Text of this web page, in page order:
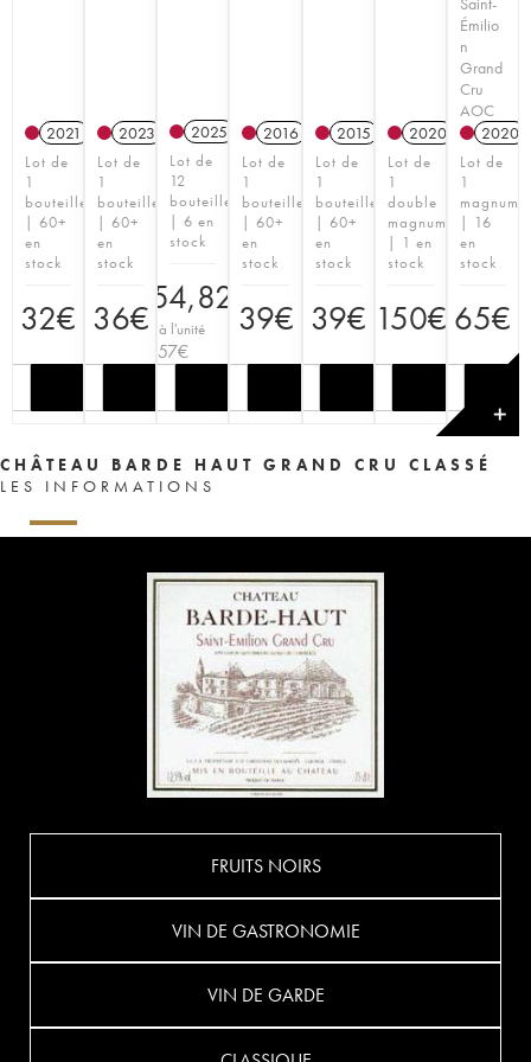
2021
Lot de
1
bouteille
| 60+
en
stock
32€
2023
Lot de
1
bouteille
| 60+
en
stock
36€
2025
Lot de
12
bouteilles
| 6 en
stock
354,82 €
Prix à l'unité
29,57€
2016
Lot de
1
bouteille
| 60+
en
stock
39€
2015
Lot de
1
bouteille
| 60+
en
stock
39€
2020 T
Lot de
1
double
magnum
| 1 en
stock
150€
Émilio
n
Grand
Cru
AOC
2020
Lot de
1
magnum
| 16
en
stock
65€
✕
CHÂTEAU BARDE HAUT GRAND CRU CLASSÉ
LES INFORMATIONS
FRUITS NOIRS
VIN DE GASTRONOMIE
VIN DE GARDE